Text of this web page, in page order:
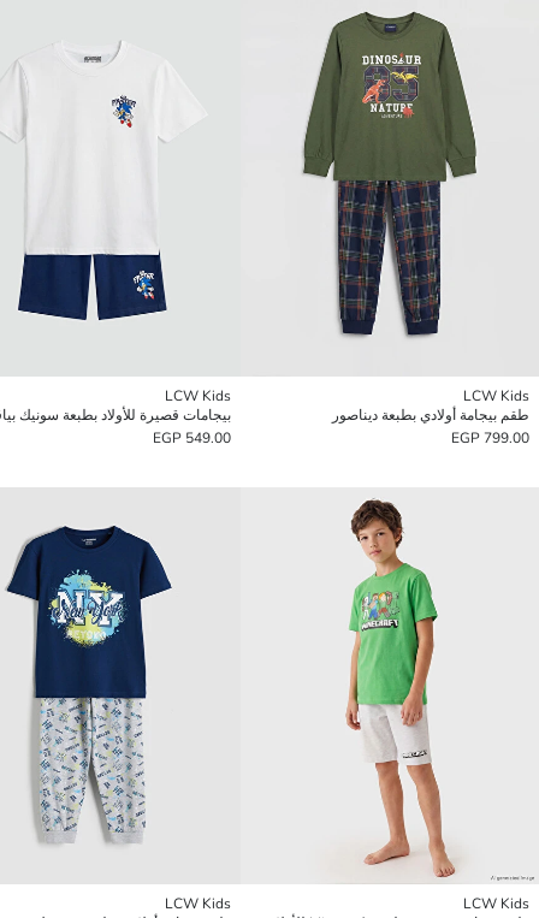
LCW Kids
طقم بيجامة أولادي بطبعة ديناصور
799.00 EGP
LCW Kids
بيجامات قصيرة للأولاد بطبعة سونيك
549.00 EGP
LCW Kids
LCW Kids